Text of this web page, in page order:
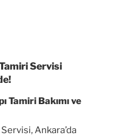
Servisi
Tamiri Bakımı ve
Ankara’da